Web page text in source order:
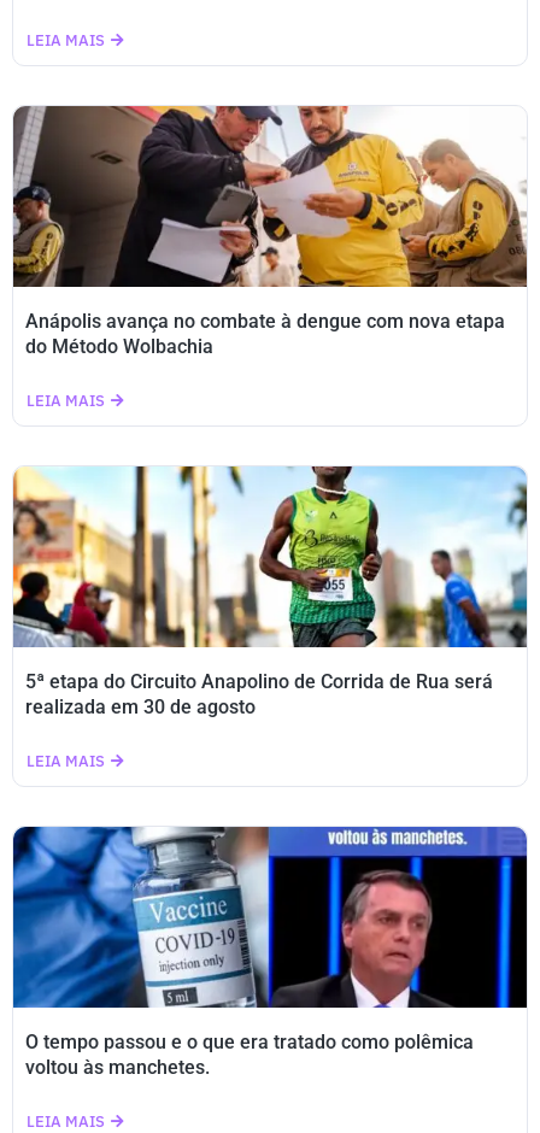
LEIA MAIS
Anápolis avança no combate à dengue com nova etapa
do Método Wolbachia
LEIA MAIS
5ª etapa do Circuito Anapolino de Corrida de Rua será
realizada em 30 de agosto
LEIA MAIS
O tempo passou e o que era tratado como polêmica
voltou às manchetes.
LEIA MAIS